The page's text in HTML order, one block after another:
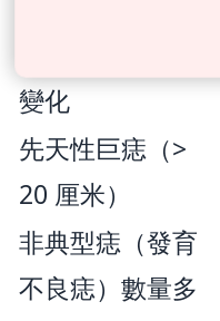
變化
先天性巨痣（>
20 厘米）
非典型痣（發育
不良痣）數量多